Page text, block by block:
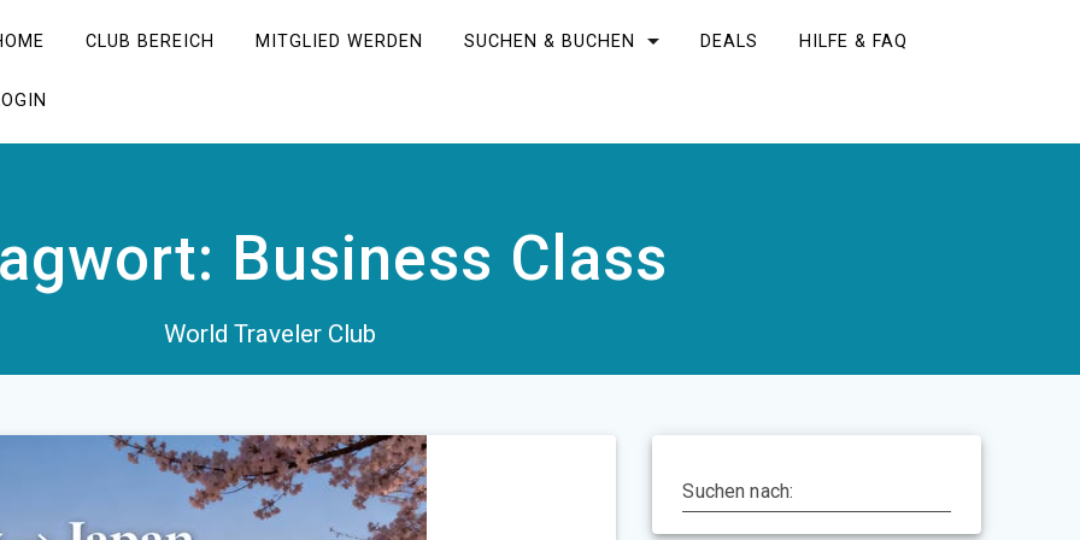
CLUB BEREICH MITGLIED WERDEN SUCHEN & BUCHEN DEALS HILFE & FAQ
Business Class
World Traveler Club
Suchen nach: